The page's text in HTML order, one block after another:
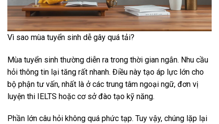
Vì sao mùa tuyển sinh dễ gây quá tải?
Mùa tuyển sinh thường diễn ra trong thời gian ngắn. Nhu cầu
hỏi thông tin lại tăng rất nhanh. Điều này tạo áp lực lớn cho
bộ phận tư vấn, nhất là ở các trung tâm ngoại ngữ, đơn vị
luyện thi IELTS hoặc cơ sở đào tạo kỹ năng.
Phần lớn câu hỏi không quá phức tạp. Tuy vậy, chúng lặp lại